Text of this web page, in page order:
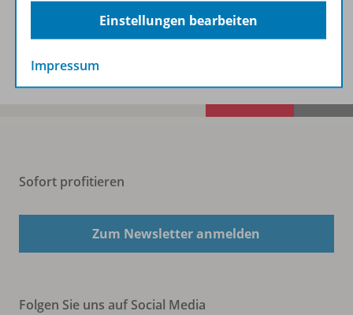
Sofort profitieren
Zum Newsletter anmelden
Folgen Sie uns auf Social Media
Einstellungen bearbeiten
Impressum